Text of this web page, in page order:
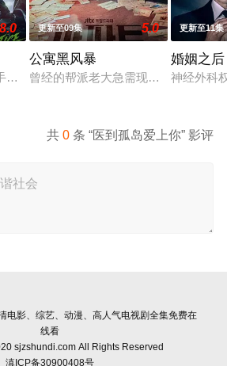
8.0
（安普贤 饰）华丽回归，完美蜕变为成
更新至09集 5.0
公寓黑风暴
曾经的帮派老大急需现金，于是和有
更新至11集
婚姻之后
神经外科
共0 条 “医到孤岛爱上你” 影评
电影、综艺、动漫、高人气电视剧全集免费在
线看
sjzshundi.com All Rights Reserved
滇ICP备30900408号